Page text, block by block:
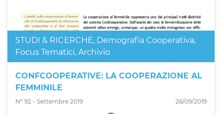
STUDI & RICERCHE, Demografia Cooperativa,
Focus Tematici, Archivio
CONFCOOPERATIVE: LA COOPERAZIONE AL
FEMMINILE
N° 92 - Settembre 2019 26/09/2019